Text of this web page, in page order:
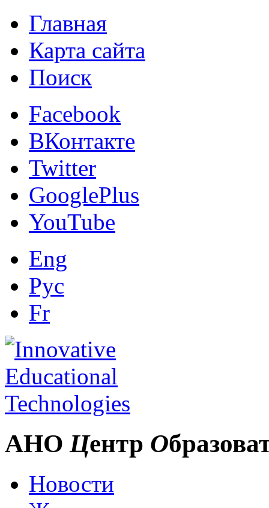
Главная
Карта сайта
Поиск
Facebook
ВКонтакте
Twitter
GooglePlus
YouTube
Eng
Рус
Fr
АНО Центр О
Новости